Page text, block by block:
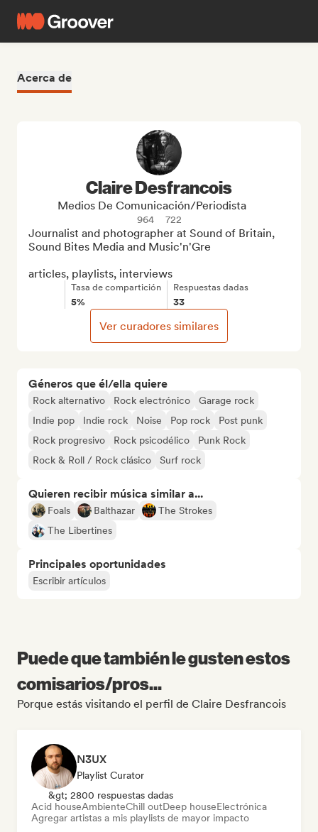
Acerca de
Géneros que él/ella quiere
Rock alternativo Rock electrónico
Garage rock
Indie pop
Indie rock Noise Pop rock
Post punk
Rock progresivo
Rock psicodélico
Punk Rock
Rock & Roll / Rock clásico
Surf rock
Quieren recibir música similar a...
Foals Balthazar
The Strokes
The Libertines
Principales oportunidades
Escribir artículos
Claire Desfrancois
Medios De Comunicación/Periodista
964 722
Journalist and photographer at Sound of Britain,
Sound Bites Media and Music'n'Gre
articles, playlists, interviews
Tasa de compartición
5%
Respuestas dadas
33
Ver curadores similares
Puede que también le gusten estos
comisarios/pros...
Porque estás visitando el perfil de Claire Desfrancois
N3UX
Playlist Curator
&gt; 2800 respuestas dadas
Acid houseAmbienteChill outDeep houseElectrónica
Agregar artistas a mis playlists de mayor impacto